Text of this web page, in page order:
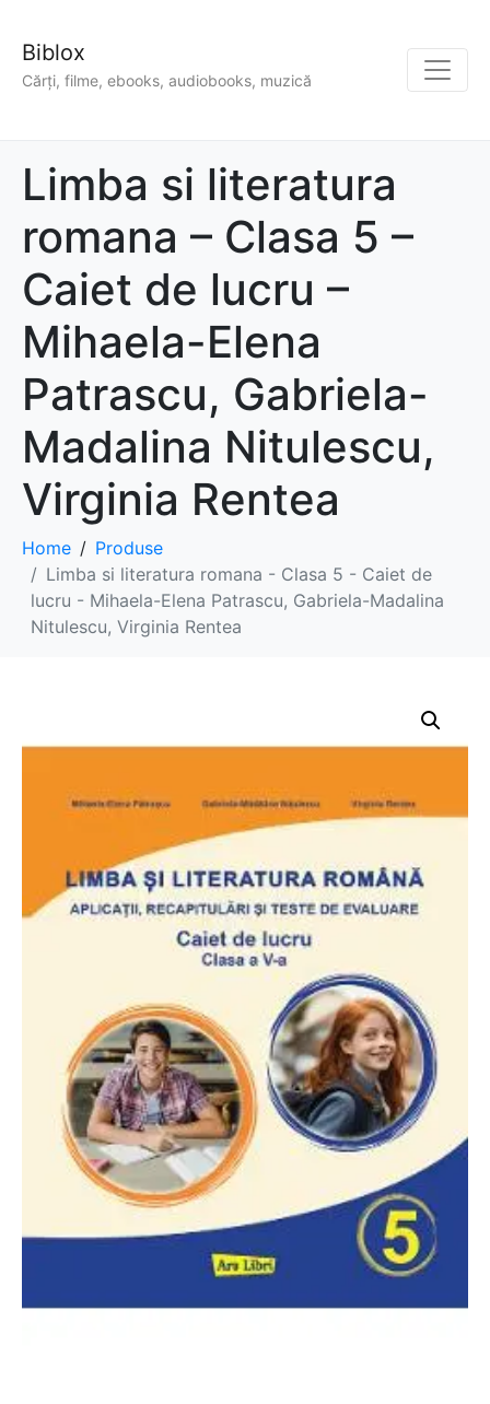
Biblox
Cărți, filme, ebooks, audiobooks, muzică
Limba si literatura
romana – Clasa 5 –
Caiet de lucru –
Mihaela-Elena
Patrascu, Gabriela-
Madalina Nitulescu,
Virginia Rentea
Home
Produse
Limba si literatura romana - Clasa 5 - Caiet de
lucru - Mihaela-Elena Patrascu, Gabriela-Madalina
Nitulescu, Virginia Rentea